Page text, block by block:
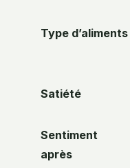
Type d’aliments
Satiété
Sentiment
après